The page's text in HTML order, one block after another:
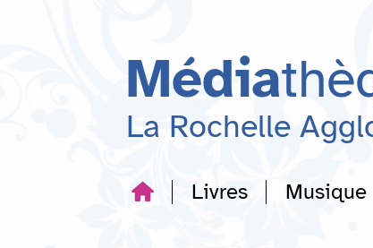
recherche
Média
La Rochelle
Livres Musique